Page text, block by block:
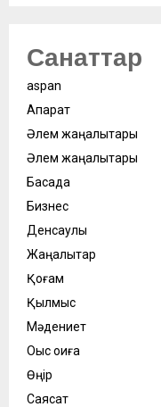
Санаттар
aspan
Ақпарат
Әлем жаңалықтары
Әлем жаңалықтары
Басқада
Бизнес
Денсаулық
Жаңалықтар
Қоғам
Қылмыс
Мәдениет
Оқыс оқиға
Өңір
Саясат